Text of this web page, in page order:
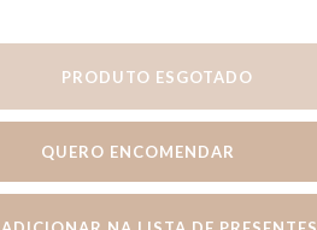
PRODUTO ESGOTADO
QUERO ENCOMENDAR